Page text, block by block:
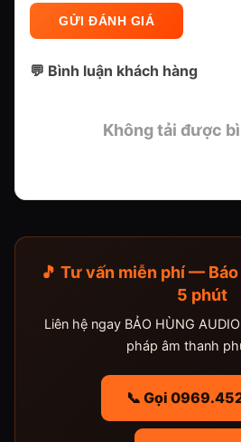
GỬI ĐÁNH GIÁ
💬 Bình luận khách hàng
Không tải được
🎵 Tư vấn miễn phí —
5 phút
Liên hệ ngay BẢO HÙNG
pháp âm thanh
📞 Gọi